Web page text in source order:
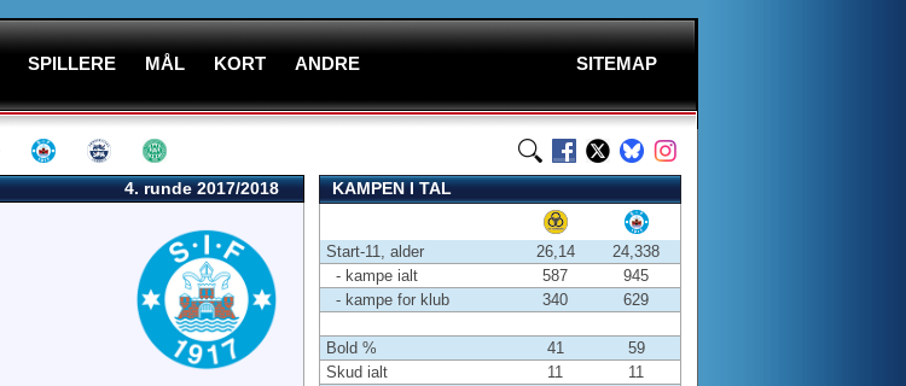
SPILLERE MÅL KORT ANDRE SITEMAP
4. runde 2017/2018 KAMPEN I TAL
Start-11, alder 26,14
24,338
- kampe ialt
587
945
- kampe for klub
340 629
Bold % 41
59
Skud ialt
11
11